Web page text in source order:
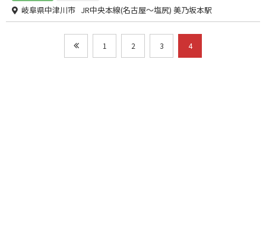
岐阜県中津川市 JR中央本線(名古屋～塩尻) 美乃坂本駅
1 2 3 4